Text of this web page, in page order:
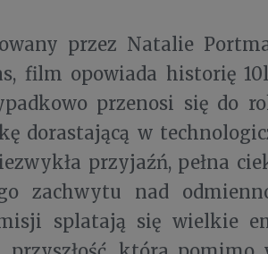
przez Natalie
film opowiada historię
przenosi się do
dorastającą w
przyjaźń, pełna
zachwytu nad
splatają się wielkie